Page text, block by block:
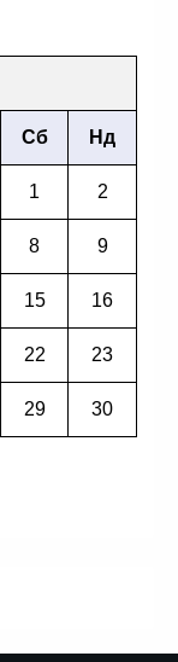
Сб Нд
1 2
8 9
15 16
22 23
29 30